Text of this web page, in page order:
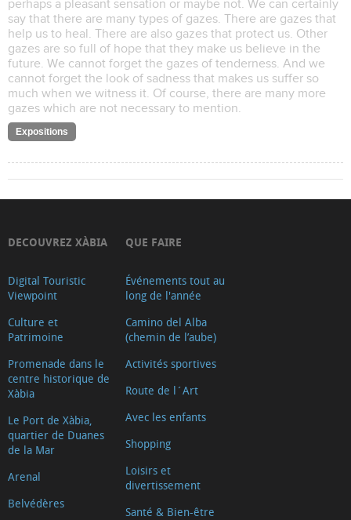
perhaps a pleasant sensation or maybe not. We can certainly
say that there are many types of gazes. There are gazes that
help us to heal. There are also gazes that protect us. Other
gazes are so full of hope that they make us believe in the
future. We cannot forget the gazes of tenderness. And we
cannot forget the look of sadness that makes us suffer so
much when we witness it. Of course, there are many more
gazes which are not necessary to mention.
Expositions
DECOUVREZ XÀBIA
Digital Touristic
Viewpoint
Culture et
Patrimoine
Promenade dans le
centre historique de
Xàbia
Le Port de Xàbia,
quartier de Duanes
de la Mar
Arenal
Belvédères
QUE FAIRE
Événements tout au
long de l'année
Camino del Alba
(chemin de l’aube)
Activités sportives
Route de l´Art
Avec les enfants
Shopping
Loisirs et
divertissement
Santé & Bien-être